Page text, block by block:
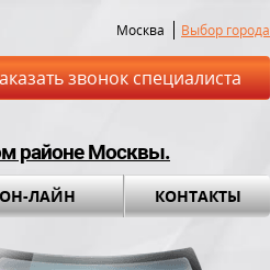
Москва Выбор города
звонок специалиста
районе Москвы.
ЛАЙН КОНТАКТЫ